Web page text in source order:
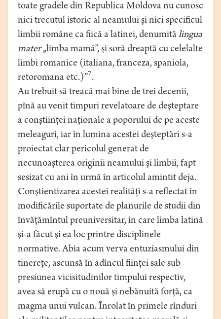
toate gradele din Republica Moldova nu cunosc
nici trecutul istoric al neamului şi nici specificul
limbii române ca fiică a latinei, denumită lingua
mater„limba mamă”, şi soră dreaptă cu celelalte
limbi romanice (italiana, franceza, spaniola,
retoromana etc.)”7.
Au trebuit să treacă mai bine de trei decenii,
pînă au venit timpuri revelatoare de deşteptare
a conştiinţei naţionale a poporului de pe aceste
meleaguri, iar în lumina acestei deşteptări s-a
proiectat clar pericolul generat de
necunoaşterea originii neamului şi limbii, fapt
sesizat cu ani în urmă în articolul amintit deja.
Conştientizarea acestei realităţi s-a reflectat în
modificările suportate de planurile de studii din
învăţămîntul preuniversitar, în care limba latină
şi-a făcut şi ea loc printre disciplinele
normative. Abia acum verva entuziasmului din
tinereţe, ascunsă în adîncul fiinţei sale sub
presiunea vicisitudinilor timpului respectiv,
avea să erupă cu o nouă şi nebănuită forţă, ca
magma unui vulcan. Înrolat în primele rînduri